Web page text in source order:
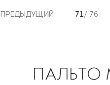
ПРЕДЫДУЩИЙ 71/ 76
ПАЛЬТО